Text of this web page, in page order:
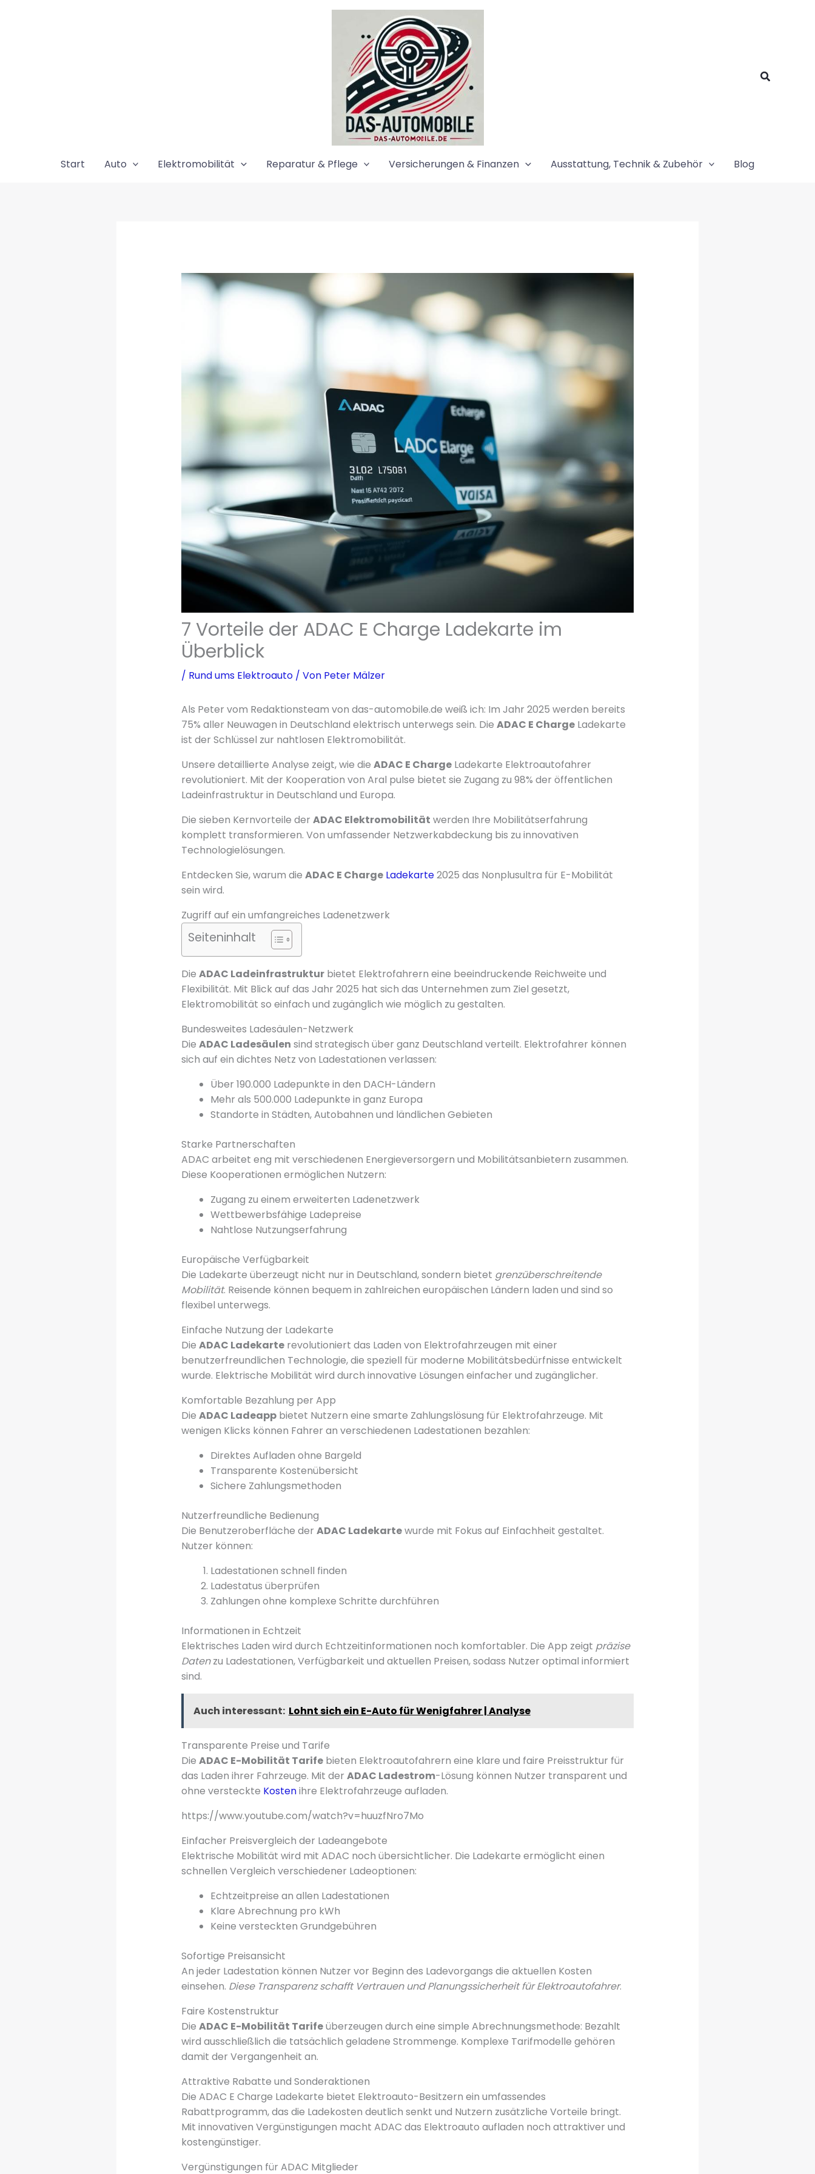
Suchen
Start Auto Elektromobilität Reparatur & Pflege Versicherungen & Finanzen Ausstattung, Technik & Zubehör Blog
7 Vorteile der ADAC E Charge Ladekarte im
Überblick
/ Rund ums Elektroauto/ Von Peter Mälzer
Als Peter vom Redaktionsteam von das-automobile.de weiß ich: Im Jahr 2025 werden bereits
75% aller Neuwagen in Deutschland elektrisch unterwegs sein. Die ADAC E ChargeLadekarte
ist der Schlüssel zur nahtlosen Elektromobilität.
Unsere detaillierte Analyse zeigt, wie die ADAC E ChargeLadekarte Elektroautofahrer
revolutioniert. Mit der Kooperation von Aral pulse bietet sie Zugang zu 98% der öffentlichen
Ladeinfrastruktur in Deutschland und Europa.
Die sieben Kernvorteile der ADAC Elektromobilität werden Ihre Mobilitätserfahrung
komplett transformieren. Von umfassender Netzwerkabdeckung bis zu innovativen
Technologielösungen.
Entdecken Sie, warum die ADAC E Charge Ladekarte2025 das Nonplusultra für E-Mobilität
sein wird.
Zugriff auf ein umfangreiches Ladenetzwerk
Seiteninhalt
Die ADAC Ladeinfrastrukturbietet Elektrofahrern eine beeindruckende Reichweite und
Flexibilität. Mit Blick auf das Jahr 2025 hat sich das Unternehmen zum Ziel gesetzt,
Elektromobilität so einfach und zugänglich wie möglich zu gestalten.
Bundesweites Ladesäulen-Netzwerk
Die ADAC Ladesäulen sind strategisch über ganz Deutschland verteilt. Elektrofahrer können
sich auf ein dichtes Netz von Ladestationen verlassen:
Über 190.000 Ladepunkte in den DACH-Ländern
Mehr als 500.000 Ladepunkte in ganz Europa
Standorte in Städten, Autobahnen und ländlichen Gebieten
Starke Partnerschaften
ADAC arbeitet eng mit verschiedenen Energieversorgern und Mobilitätsanbietern zusammen.
Diese Kooperationen ermöglichen Nutzern:
Zugang zu einem erweiterten Ladenetzwerk
Wettbewerbsfähige Ladepreise
Nahtlose Nutzungserfahrung
Europäische Verfügbarkeit
Die Ladekarte überzeugt nicht nur in Deutschland, sondern bietet grenzüberschreitende
Mobilität. Reisende können bequem in zahlreichen europäischen Ländern laden und sind so
flexibel unterwegs.
Einfache Nutzung der Ladekarte
Die ADAC Ladekarterevolutioniert das Laden von Elektrofahrzeugen mit einer
benutzerfreundlichen Technologie, die speziell für moderne Mobilitätsbedürfnisse entwickelt
wurde. Elektrische Mobilität wird durch innovative Lösungen einfacher und zugänglicher.
Komfortable Bezahlung per App
Die ADAC Ladeappbietet Nutzern eine smarte Zahlungslösung für Elektrofahrzeuge. Mit
wenigen Klicks können Fahrer an verschiedenen Ladestationen bezahlen:
Direktes Aufladen ohne Bargeld
Transparente Kostenübersicht
Sichere Zahlungsmethoden
Nutzerfreundliche Bedienung
Die Benutzeroberfläche der ADAC Ladekartewurde mit Fokus auf Einfachheit gestaltet.
Nutzer können:
Ladestationen schnell finden
Ladestatus überprüfen
Zahlungen ohne komplexe Schritte durchführen
Informationen in Echtzeit
Elektrisches Laden wird durch Echtzeitinformationen noch komfortabler. Die App zeigt präzise
Datenzu Ladestationen, Verfügbarkeit und aktuellen Preisen, sodass Nutzer optimal informiert
sind.
Auch interessant: Lohnt sich ein E-Auto für Wenigfahrer | Analyse
Transparente Preise und Tarife
Die ADAC E-Mobilität Tarifebieten Elektroautofahrern eine klare und faire Preisstruktur für
das Laden ihrer Fahrzeuge. Mit der ADAC Ladestrom-Lösung können Nutzer transparent und
ohne versteckte Kostenihre Elektrofahrzeuge aufladen.
https://www.youtube.com/watch?v=huuzfNro7Mo
Einfacher Preisvergleich der Ladeangebote
Elektrische Mobilität wird mit ADAC noch übersichtlicher. Die Ladekarte ermöglicht einen
schnellen Vergleich verschiedener Ladeoptionen:
Echtzeitpreise an allen Ladestationen
Klare Abrechnung pro kWh
Keine versteckten Grundgebühren
Sofortige Preisansicht
An jeder Ladestation können Nutzer vor Beginn des Ladevorgangs die aktuellen Kosten
einsehen. Diese Transparenz schafft Vertrauen und Planungssicherheit für Elektroautofahrer.
Faire Kostenstruktur
Die ADAC E-Mobilität Tarifeüberzeugen durch eine simple Abrechnungsmethode: Bezahlt
wird ausschließlich die tatsächlich geladene Strommenge. Komplexe Tarifmodelle gehören
damit der Vergangenheit an.
Attraktive Rabatte und Sonderaktionen
Die ADAC E Charge Ladekarte bietet Elektroauto-Besitzern ein umfassendes
Rabattprogramm, das die Ladekosten deutlich senkt und Nutzern zusätzliche Vorteile bringt.
Mit innovativen Vergünstigungen macht ADAC das Elektroauto aufladen noch attraktiver und
kostengünstiger.
Vergünstigungen für ADAC Mitglieder